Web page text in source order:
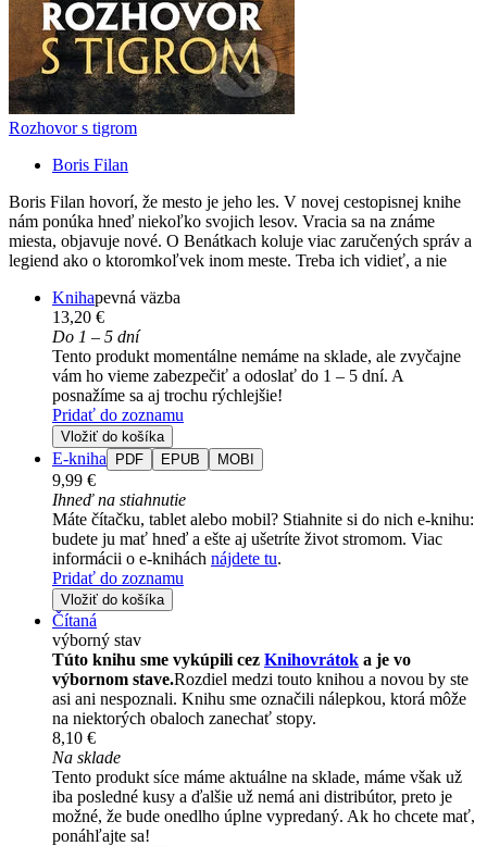
Rozhovor s tigrom
Boris Filan
Boris Filan hovorí, že mesto je jeho les. V novej cestopisnej knihe
nám ponúka hneď niekoľko svojich lesov. Vracia sa na známe
miesta, objavuje nové. O Benátkach koluje viac zaručených správ a
legiend ako o ktoromkoľvek inom meste. Treba ich vidieť, a nie
Knihapevná väzba
13,20 €
Do 1 – 5 dní
Tento produkt momentálne nemáme na sklade, ale zvyčajne
vám ho vieme zabezpečiť a odoslať do 1 – 5 dní. A
posnažíme sa aj trochu rýchlejšie!
Pridať do zoznamu
Vložiť do košíka
E-kniha PDF EPUB MOBI
9,99 €
Ihneď na stiahnutie
Máte čítačku, tablet alebo mobil? Stiahnite si do nich e-knihu:
budete ju mať hneď a ešte aj ušetríte život stromom. Viac
informácii o e-knihách nájdete tu.
Pridať do zoznamu
Vložiť do košíka
Čítaná
výborný stav
Túto knihu sme vykúpili cez Knihovrátok a je vo
výbornom stave.Rozdiel medzi touto knihou a novou by ste
asi ani nespoznali. Knihu sme označili nálepkou, ktorá môže
na niektorých obaloch zanechať stopy.
8,10 €
Na sklade
Tento produkt síce máme aktuálne na sklade, máme však už
iba posledné kusy a ďalšie už nemá ani distribútor, preto je
možné, že bude onedlho úplne vypredaný. Ak ho chcete mať,
ponáhľajte sa!